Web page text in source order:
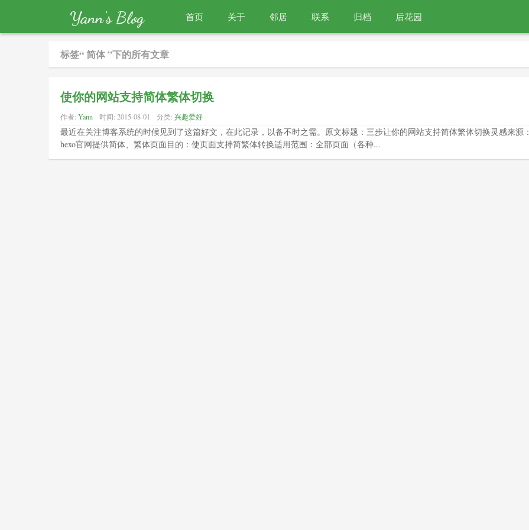
Yann's Blog 首页 关于 邻居 联系 归档 后花园
标签“ 简体 ”下的所有文章
使你的网站支持简体繁体切换
作者: Yann 时间: 2015-08-01 分类: 兴趣爱好
最近在关注博客系统的时候见到了这篇好文，在此记录，以备不时之需。原文标题：三步让你的网站支持简体繁体切换灵感来源：
hexo官网提供简体、繁体页面目的：使页面支持简繁体转换适用范围：全部页面（各种...